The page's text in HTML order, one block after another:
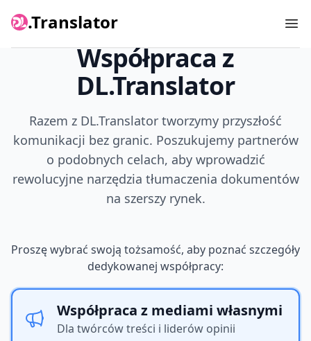
.Translator
Współpraca z
DL.Translator
Razem z DL.Translator tworzymy przyszłość
komunikacji bez granic. Poszukujemy partnerów
o podobnych celach, aby wprowadzić
rewolucyjne narzędzia tłumaczenia dokumentów
na szerszy rynek.
Proszę wybrać swoją tożsamość, aby poznać szczegóły
dedykowanej współpracy:
Współpraca z mediami własnymi
Dla twórców treści i liderów opinii